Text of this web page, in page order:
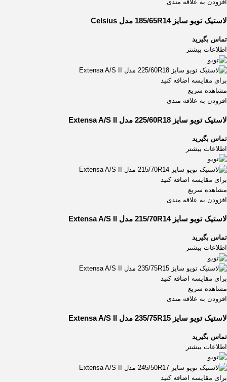
افزودن به علاقه مندی
لاستیک تویو سایز 185/65R14 مدل Celsius
تماس بگیرید
اطلاعات بیشتر
برای مقایسه اضافه کنید
مشاهده سریع
افزودن به علاقه مندی
لاستیک تویو سایز 225/60R18 مدل Extensa A/S II
تماس بگیرید
اطلاعات بیشتر
برای مقایسه اضافه کنید
مشاهده سریع
افزودن به علاقه مندی
لاستیک تویو سایز 215/70R14 مدل Extensa A/S II
تماس بگیرید
اطلاعات بیشتر
برای مقایسه اضافه کنید
مشاهده سریع
افزودن به علاقه مندی
لاستیک تویو سایز 235/75R15 مدل Extensa A/S II
تماس بگیرید
اطلاعات بیشتر
برای مقایسه اضافه کنید